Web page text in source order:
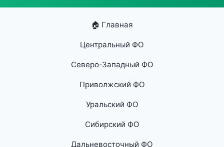
🏠 Главная
Центральный ФО
Северо-Западный ФО
Приволжский ФО
Уральский ФО
Сибирский ФО
Дальневосточный ФО